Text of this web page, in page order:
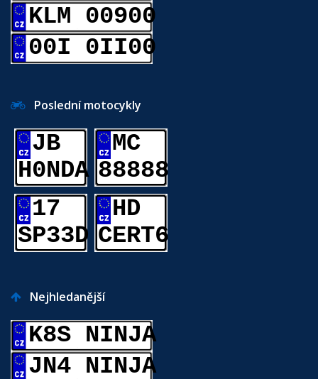
KLM 00900
00I 0II00
Poslední motocykly
JB
H0NDA
MC
88888
17
SP33D
HD
CERT6
Nejhledanější
K8S NINJA
JN4 NINJA